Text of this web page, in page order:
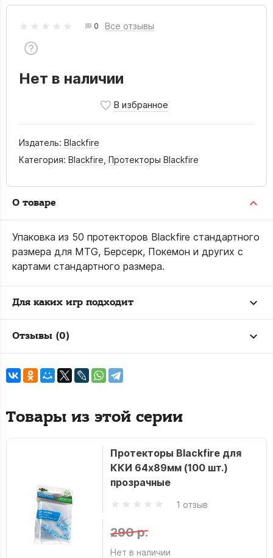
0 Все отзывы
Нет в наличии
Издатель: Blackfire
Категория: Blackfire Протекторы Blackfire
О товаре
Упаковка из 50 протекторов Blackfire стандартного
размера для MTG, Берсерк, Покемон и других с
картами стандартного размера.
Для каких игр подходит
Отзывы (0)
Товары из этой серии
Протекторы Blackfire для
ККИ 64x89мм (100 шт.)
прозрачные
1 отзыв
290 р.
Нет в наличии